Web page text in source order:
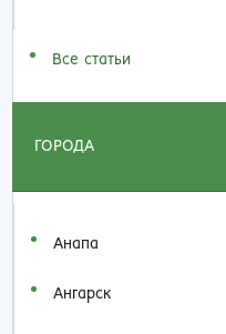
Все статьи
ГОРОДА
Анапа
Ангарск